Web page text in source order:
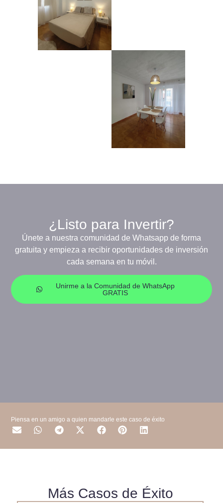
¿Listo para Invertir?
Únete a nuestra comunidad de Whatsapp de forma
gratuita y empieza a recibir oportunidades de inversión
cada semana en tu móvil.
Unirme a la Comunidad de WhatsApp
GRATIS
Piensa en un amigo a quien mandarle este caso de éxito
Más Casos de Éxito